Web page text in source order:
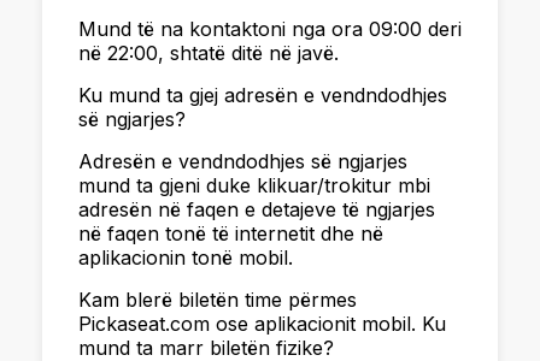
Mund të na kontaktoni nga ora 09:00 deri
në 22:00, shtatë ditë në javë.
Ku mund ta gjej adresën e vendndodhjes
së ngjarjes?
Adresën e vendndodhjes së ngjarjes
mund ta gjeni duke klikuar/trokitur mbi
adresën në faqen e detajeve të ngjarjes
në faqen tonë të internetit dhe në
aplikacionin tonë mobil.
Kam blerë biletën time përmes
Pickaseat.com ose aplikacionit mobil. Ku
mund ta marr biletën fizike?